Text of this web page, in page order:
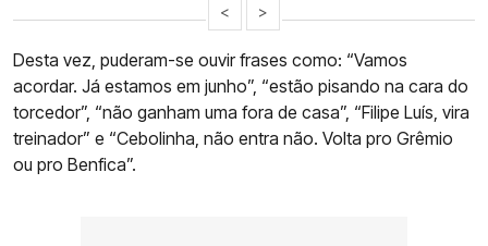
< >
Desta vez, puderam-se ouvir frases como: “Vamos
acordar. Já estamos em junho”, “estão pisando na cara do
torcedor”, “não ganham uma fora de casa”, “Filipe Luís, vira
treinador” e “Cebolinha, não entra não. Volta pro Grêmio
ou pro Benfica”.